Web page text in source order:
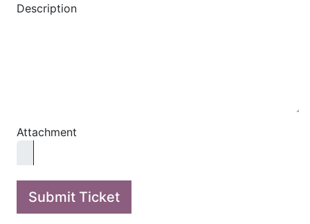
Description
Attachment
Submit Ticket